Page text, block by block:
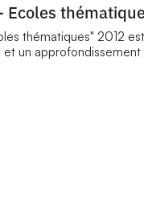
Ecoles
thématiques" 2012
et un